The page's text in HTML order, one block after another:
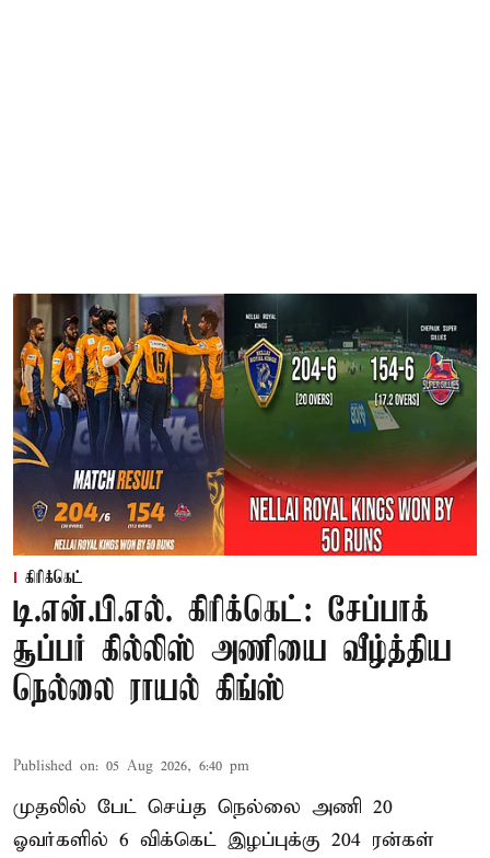
கிரிக்கெட்
டி.என்.பி.எல். கிரிக்கெட்: சேப்பாக்
சூப்பர் கில்லிஸ் அணியை வீழ்த்திய
நெல்லை ராயல் கிங்ஸ்
Published on: 05 Aug 2026, 6:40 pm
முதலில் பேட் செய்த நெல்லை அணி 20
ஓவர்களில் 6 விக்கெட் இழப்புக்கு 204 ரன்கள்